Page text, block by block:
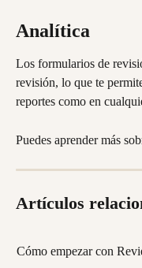
Analítica
Los formularios de
revisión, lo que te
reportes como en
Puedes aprender más
Artículos
Cómo empezar con